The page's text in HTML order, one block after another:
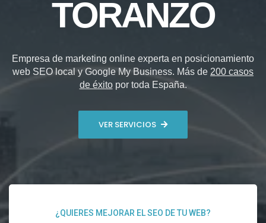
TORANZO
Empresa de marketing online experta en posicionamiento
web SEO local y Google My Business. Más de 200 casos
de éxitopor toda España.
VER SERVICIOS
¿QUIERES MEJORAR EL SEO DE TU WEB?